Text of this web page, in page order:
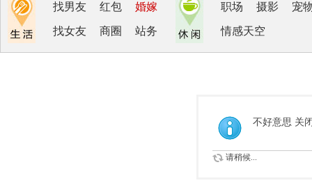
找男友 红包 婚嫁
找女友 商圈 站务
职场 摄影 宠
情感天空
不好意思 关
请稍候...